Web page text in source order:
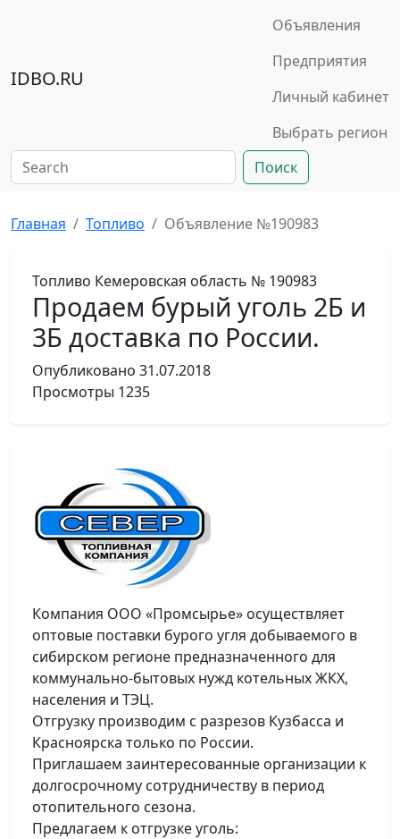
IDBO.RU
Объявления
Предприятия
Личный кабинет
Выбрать регион
Поиск
Главная Топливо Объявление №190983
Топливо Кемеровская область № 190983
Продаем бурый уголь 2Б и
3Б доставка по России.
Опубликовано 31.07.2018
Просмотры 1235
Компания ООО «Промсырье» осуществляет
оптовые поставки бурого угля добываемого в
сибирском регионе предназначенного для
коммунально-бытовых нужд котельных ЖКХ,
населения и ТЭЦ.
Отгрузку производим с разрезов Кузбасса и
Красноярска только по России.
Приглашаем заинтересованные организации к
долгосрочному сотрудничеству в период
отопительного сезона.
Предлагаем к отгрузке уголь: